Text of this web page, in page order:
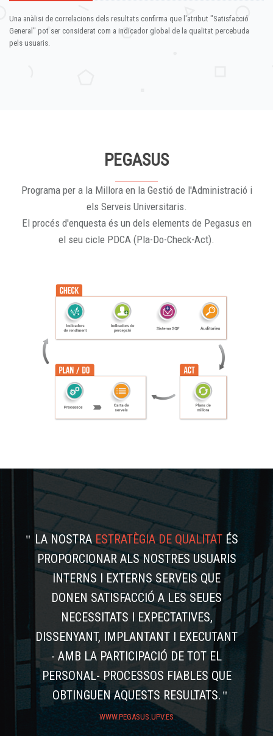
Una anàlisi de correlacions dels resultats confirma que l'atribut "Satisfacció
General" pot ser considerat com a indicador global de la qualitat percebuda
pels usuaris.
PEGASUS
Programa per a la Millora en la Gestió de l'Administració i
els Serveis Universitaris.
El procés d'enquesta és un dels elements de Pegasus en
el seu cicle PDCA (Pla-Do-Check-Act).
LA NOSTRAESTRATÈGIA DE QUALITAT ÉS
PROPORCIONAR ALS NOSTRES USUARIS
INTERNS I EXTERNS SERVEIS QUE
DONEN SATISFACCIÓ A LES SEUES
NECESSITATS I EXPECTATIVES,
DISSENYANT, IMPLANTANT I EXECUTANT
- AMB LA PARTICIPACIÓ DE TOT EL
PERSONAL- PROCESSOS FIABLES QUE
OBTINGUEN AQUESTS RESULTATS.
WWW.PEGASUS.UPV.ES